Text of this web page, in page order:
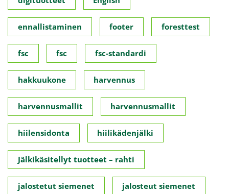
ennallistaminen footer foresttest
fsc fsc fsc-standardi
hakkuukone harvennus
harvennusmallit harvennusmallit
hiilensidonta hiilikädenjälki
Jälkikäsitellyt tuotteet – rahti
jalostetut siemenet jalosteut siemenet